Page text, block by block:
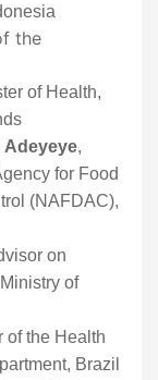
the
of Health,
Adeyeye,
for Food
(NAFDAC),
on
of
of the Health
Brazil